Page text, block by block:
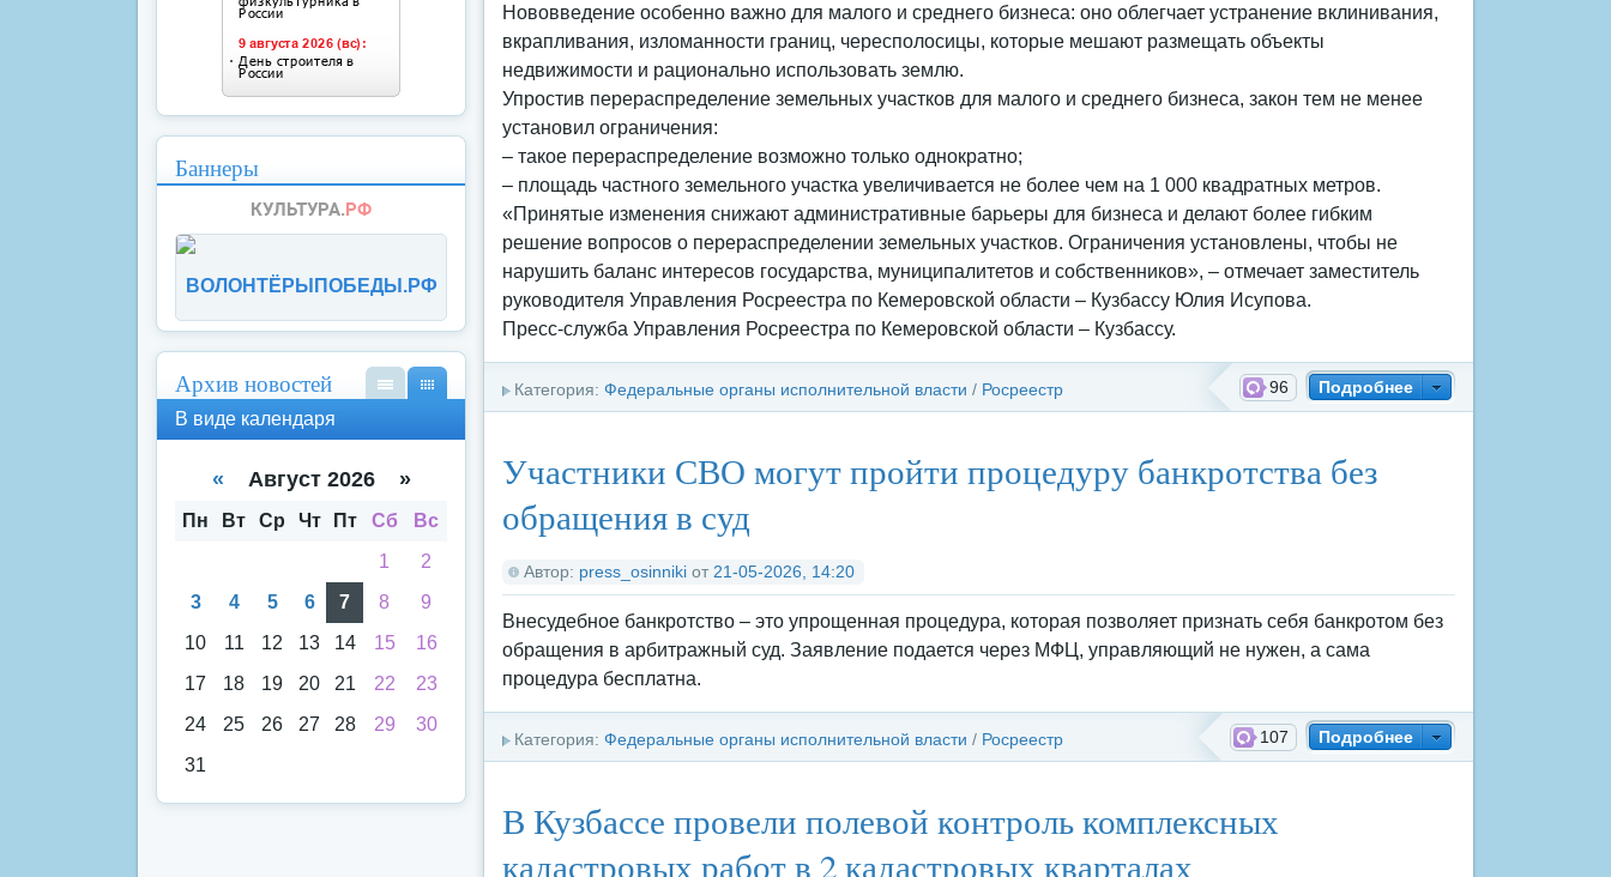
Нововведение особенно важно для малого и среднего бизнеса: оно облегчает устранение вклинивания,
вкрапливания, изломанности границ, чересполосицы, которые мешают размещать объекты
недвижимости и рационально использовать землю.
Упростив перераспределение земельных участков для малого и среднего бизнеса, закон тем не менее
установил ограничения:
– такое перераспределение возможно только однократно;
– площадь частного земельного участка увеличивается не более чем на 1 000 квадратных метров.
«Принятые изменения снижают административные барьеры для бизнеса и делают более гибким
решение вопросов о перераспределении земельных участков. Ограничения установлены, чтобы не
нарушить баланс интересов государства, муниципалитетов и собственников», – отмечает заместитель
руководителя Управления Росреестра по Кемеровской области – Кузбассу Юлия Исупова.
Пресс-служба Управления Росреестра по Кемеровской области – Кузбассу.
Подробнее
96
Категория: Федеральные органы исполнительной власти / Росреестр
Участники СВО могут пройти процедуру банкротства без
обращения в суд
Автор: press_osinniki от 21-05-2026, 14:20
Внесудебное банкротство – это упрощенная процедура, которая позволяет признать себя банкротом без
обращения в арбитражный суд. Заявление подается через МФЦ, управляющий не нужен, а сама
процедура бесплатна.
Подробнее
107
Категория: Федеральные органы исполнительной власти / Росреестр
В Кузбассе провели полевой контроль комплексных
кадастровых работ в 2 кадастровых кварталах
Баннеры
ВОЛОНТЁРЫПОБЕДЫ.РФ
Архив новостей
кал
аря
спи
В виде календаря
« Август 2026 »
Пн Вт Ср Чт Пт Сб
Вс
1
2
3
4 5 6 7 8
9
10
11 12 13 14 15
16
17
18 19 20 21 22
23
24
25 26 27 28 29
30
31